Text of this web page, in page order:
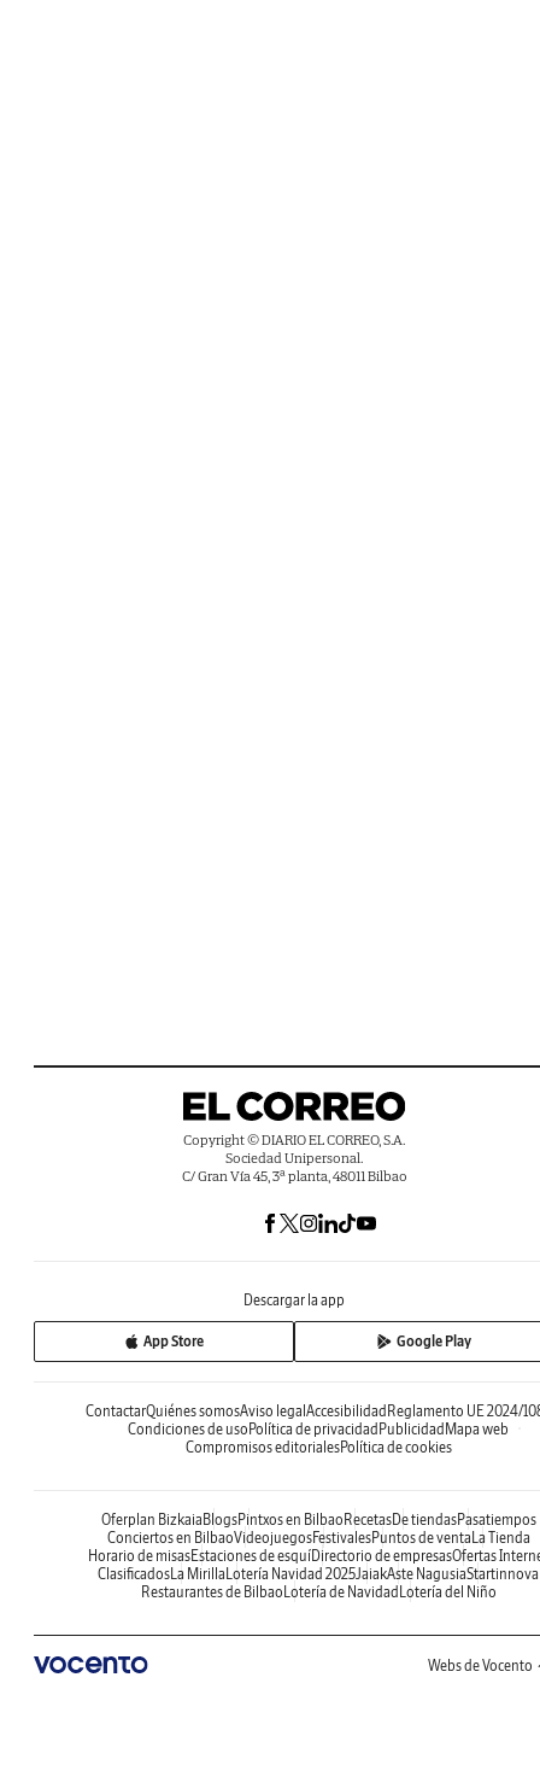
Copyright © DIARIO EL CORREO, S.A.
Sociedad Unipersonal.
C/ Gran Vía 45, 3ª planta, 48011 Bilbao
Descargar la app
App Store Google Play
ContactarQuiénes somosAviso legal Accesibilidad Reglamento UE 2024/
Condiciones de uso Política de privacidad Publicidad Mapa web
Compromisos editorialesPolítica de cookies
Oferplan Bizkaia BlogsPintxos en Bilbao RecetasDe tiendasPasatiempos
Conciertos en BilbaoVideojuegosFestivalesPuntos de venta La Tienda
Horario de misasEstaciones de esquíDirectorio de empresasOfertas
Clasificados La Mirilla Lotería Navidad 2025JaiakAste NagusiaStartinnova
Restaurantes de Bilbao Lotería de Navidad Lotería del Niño
Webs de Vocento